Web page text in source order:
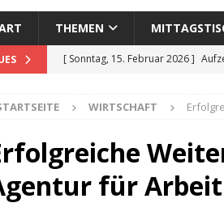
THEMEN
[ Sonntag, 15. Februar 2026 ]
[ Donnerstag, 11. Dezember 2025 ]
[ Mittwoch, 5. August 2026 ]
[ Freitag, 8. Mai 2026 ]
Stadtwiki
WIRTSCHAFT
für Arbeit